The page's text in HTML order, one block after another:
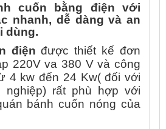
cuốn bằng điện với
nhanh, dễ dàng và an
dùng.
điện được thiết kế đơn
220V va 380 V và công
4 kw đến 24 Kw( đối với
nghiệp) rất phù hợp với
bánh cuốn nóng của